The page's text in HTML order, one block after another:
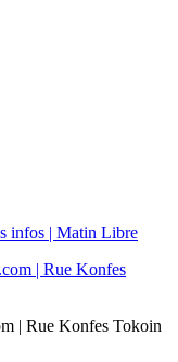
infos | Matin Libre
| Rue Konfes Tokoin